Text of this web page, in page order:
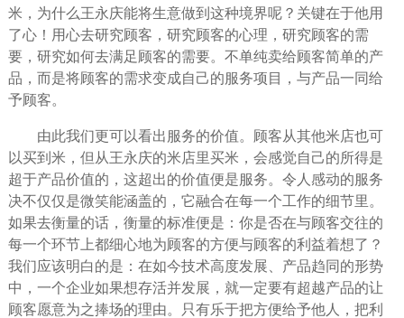
米，为什么王永庆能将生意做到这种境界呢？关键在于他用
了心！用心去研究顾客，研究顾客的心理，研究顾客的需
要，研究如何去满足顾客的需要。不单纯卖给顾客简单的产
品，而是将顾客的需求变成自己的服务项目，与产品一同给
予顾客。
由此我们更可以看出服务的价值。顾客从其他米店也可
以买到米，但从王永庆的米店里买米，会感觉自己的所得是
超于产品价值的，这超出的价值便是服务。令人感动的服务
决不仅仅是微笑能涵盖的，它融合在每一个工作的细节里。
如果去衡量的话，衡量的标准便是：你是否在与顾客交往的
每一个环节上都细心地为顾客的方便与顾客的利益着想了？
我们应该明白的是：在如今技术高度发展、产品趋同的形势
中，一个企业如果想存活并发展，就一定要有超越产品的让
顾客愿意为之捧场的理由。只有乐于把方便给予他人，把利